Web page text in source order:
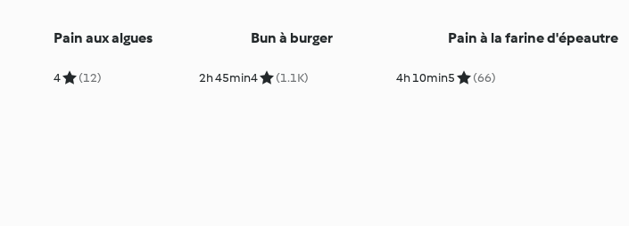
Pain aux algues
4 (12) 2h 45min
Bun à burger
4 (1.1K) 4h 10min
Pain à la farine d'épeautre
5 (66)